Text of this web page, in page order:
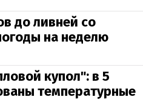
до ливней со
на неделю
купол": в 5
температурные